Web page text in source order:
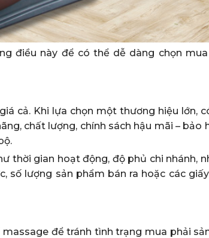
điều này để có thể dễ dàng chọn
cả. Khi lựa chọn một thương hiệu lớn,
chất lượng, chính sách hậu mãi – bảo
thời gian hoạt động, độ phủ chi nhánh,
số lượng sản phẩm bán ra hoặc các
để tránh tình trạng mua phải